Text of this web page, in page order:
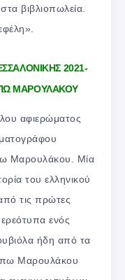
βιβλιοπωλεία.
2021-
ΜΑΡΟΥΛΑΚΟΥ
αφιερώματος
Μαρουλάκου. Μία
του ελληνικού
τις πρώτες
ενός
ήδη από τα
Μαρουλάκου